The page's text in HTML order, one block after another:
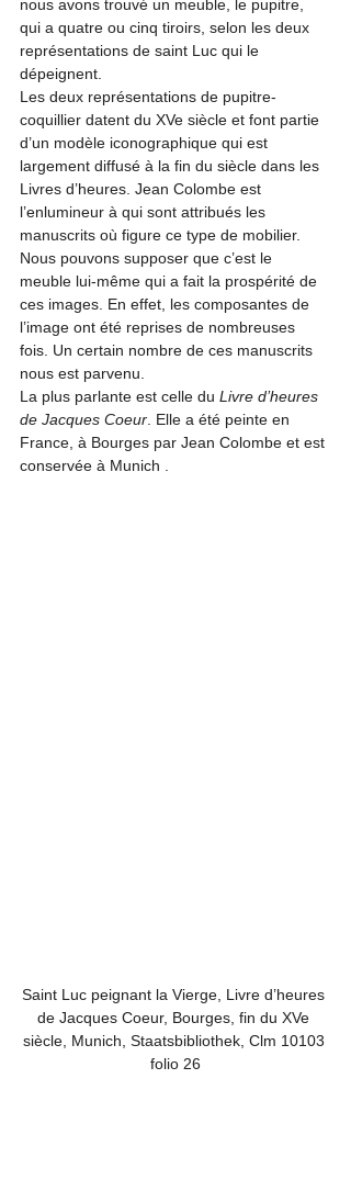
nous avons trouvé un meuble, le pupitre,
qui a quatre ou cinq tiroirs, selon les deux
représentations de saint Luc qui le
dépeignent.
Les deux représentations de pupitre-
coquillier datent du XVe siècle et font partie
d’un modèle iconographique qui est
largement diffusé à la fin du siècle dans les
Livres d’heures. Jean Colombe est
l’enlumineur à qui sont attribués les
manuscrits où figure ce type de mobilier.
Nous pouvons supposer que c’est le
meuble lui-même qui a fait la prospérité de
ces images. En effet, les composantes de
l’image ont été reprises de nombreuses
fois. Un certain nombre de ces manuscrits
nous est parvenu.
La plus parlante est celle du Livre d’heures
de Jacques Coeur . Elle a été peinte en
France, à Bourges par Jean Colombe et est
conservée à Munich
Saint Luc peignant la Vierge, Livre d’heures
de Jacques Coeur, Bourges, fin du XVe
siècle, Munich, Staatsbibliothek, Clm 10103
folio 26